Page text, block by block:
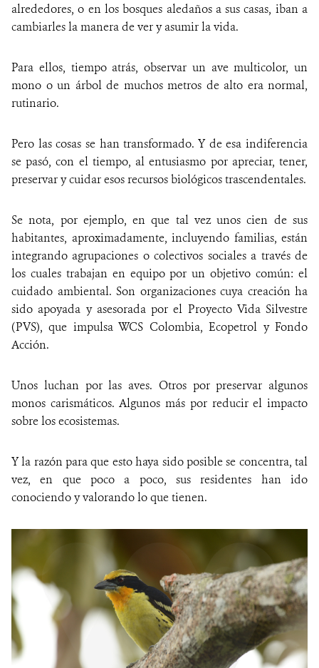
alrededores, o en los bosques aledaños a sus casas, iban a
cambiarles la manera de ver y asumir la vida.
Para ellos, tiempo atrás, observar un ave multicolor, un
mono o un árbol de muchos metros de alto era normal,
rutinario.
Pero las cosas se han transformado. Y de esa indiferencia
se pasó, con el tiempo, al entusiasmo por apreciar, tener,
preservar y cuidar esos recursos biológicos trascendentales.
Se nota, por ejemplo, en que tal vez unos cien de sus
habitantes, aproximadamente, incluyendo familias, están
integrando agrupaciones o colectivos sociales a través de
los cuales trabajan en equipo por un objetivo común: el
cuidado ambiental. Son organizaciones cuya creación ha
sido apoyada y asesorada por el Proyecto Vida Silvestre
(PVS), que impulsa WCS Colombia, Ecopetrol y Fondo
Acción.
Unos luchan por las aves. Otros por preservar algunos
monos carismáticos. Algunos más por reducir el impacto
sobre los ecosistemas.
Y la razón para que esto haya sido posible se concentra, tal
vez, en que poco a poco, sus residentes han ido
conociendo y valorando lo que tienen.